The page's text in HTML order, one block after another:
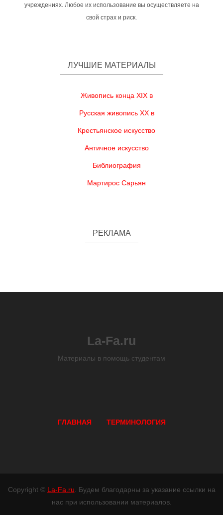
учреждениях. Любое их использование вы осуществляете на
свой страх и риск.
ЛУЧШИЕ МАТЕРИАЛЫ
Живопись конца XIX в
Русская живопись XX в
Крестьянское искусство
Античное искусство
Библиография
Мартирос Сарьян
РЕКЛАМА
La-Fa.ru
Материалы в помощь студентам
ГЛАВНАЯ ТЕРМИНОЛОГИЯ
Copyright © La-Fa.ru . Будем благодарны за указание ссылки на
нас при использовании материалов.